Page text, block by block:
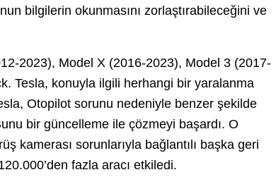
bilgilerin okunmasını zorlaştırabileceğini ve
2023), Model X (2016-2023), Model 3 (2017-
Tesla, konuyla ilgili herhangi bir yaralanma
Otopilot sorunu nedeniyle benzer şekilde
bir güncelleme ile çözmeyi başardı. O
kamerası sorunlarıyla bağlantılı başka geri
fazla aracı etkiledi.